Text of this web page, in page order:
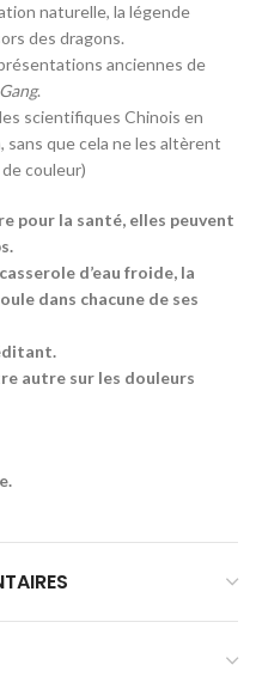
naturelle, la légende
des dragons.
anciennes de
.
scientifiques Chinois en
sans que cela ne les altèrent
couleur)
pour la santé, elles peuvent
d’eau froide, la
dans chacune de ses
autre sur les douleurs